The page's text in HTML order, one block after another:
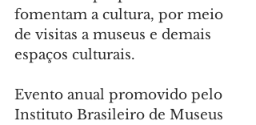
fomentam a cultura, por meio
de visitas a museus e demais
espaços culturais.
Evento anual promovido pelo
Instituto Brasileiro de Museus